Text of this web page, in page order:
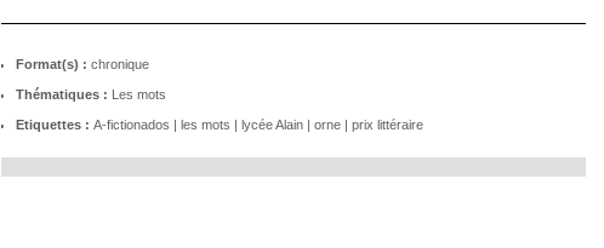
Format(s) : chronique
Thématiques : Les mots
Etiquettes : A-fictionados les mots lycée Alain orne prix littéraire